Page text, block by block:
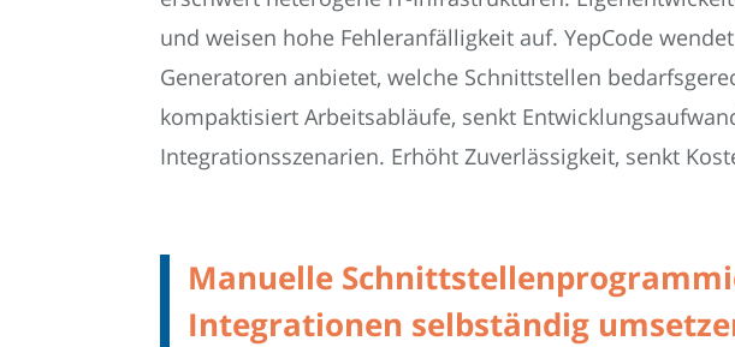
und weisen hohe Fehleranfälligkeit auf. YepCode
Generatoren anbietet, welche Schnittstellen
kompaktisiert Arbeitsabläufe, senkt
Integrationsszenarien. Erhöht Zuverlässigkeit, senkt
Manuelle
Integrationen selbständig